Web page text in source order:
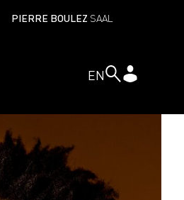
PIERRE BOULEZ SAAL
EN